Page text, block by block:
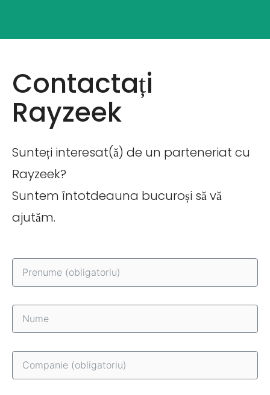
Contactați
Rayzeek
Sunteți interesat(ă) de un parteneriat cu
Rayzeek?
Suntem întotdeauna bucuroși să vă
ajutăm.